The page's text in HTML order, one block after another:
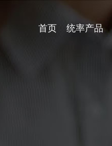
首页 统率产品